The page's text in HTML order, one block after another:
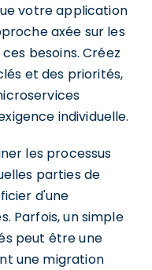
votre application
axée sur les
besoins. Créez
et des priorités,
individuelle.
les processus
parties de
d'une
Parfois, un simple
peut être une
une migration